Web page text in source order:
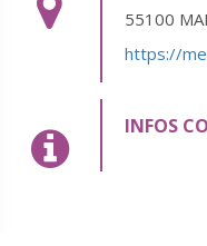
55100
https://
INFOS